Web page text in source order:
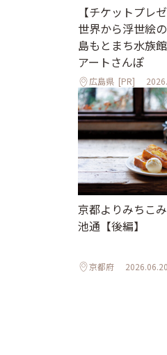
【チケットプレ
世界から浮世絵
島もとまち水族
アートさんぽ
広島県 [PR]
京都よりみちこ
池通【後編】
京都府 2026.06.20